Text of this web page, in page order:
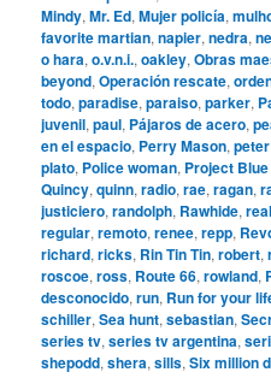
Mindy,Mr. Ed,Mujer policía,
favorite martian,napier,nedra,
o hara,o.v.n.i.,oakley,Obras
beyond,Operación rescate,
todo,paradise,paraiso,parker,
juvenil,paul, Pájaros de acero,
en el espacio, Perry Mason,peter
plato, Police woman, Project
Quincy,quinn,radio,rae,ragan,
justiciero,randolph, Rawhide,real
regular,remoto,renee,repp,
richard,ricks, Rin Tin Tin,robert,
roscoe,ross, Route 66,rowland,
desconocido,run, Run for your
schiller,Sea hunt,sebastian,
series tv,series tv argentina,
shepodd,shera,sills,Six million